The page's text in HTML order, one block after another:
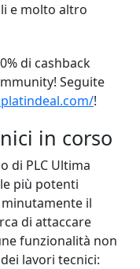
e molto altro
di cashback
Seguite
!
in corso
di PLC Ultima
più potenti
il
di attaccare
funzionalità non
lavori tecnici: